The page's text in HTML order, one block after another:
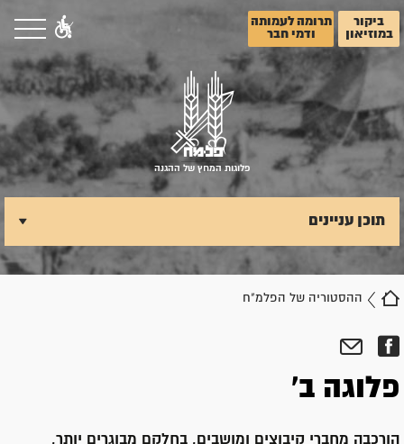
ביקור
במוזיאון
תרומה לעמותה
ודמי חבר
פלוגות המחץ של ההגנה
ההסטוריה של הפלמ"ח
תוכן עניינים
פלוגה ב'
הורכבה מחברי קיבוצים ומושבים, בחלקם מבוגרים יותר,